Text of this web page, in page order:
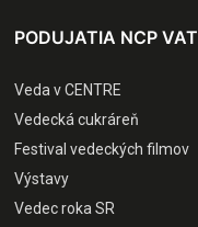
PODUJATIA NCP VAT
Veda v CENTRE
Vedecká cukráreň
Festival vedeckých filmov
Výstavy
Vedec roka SR